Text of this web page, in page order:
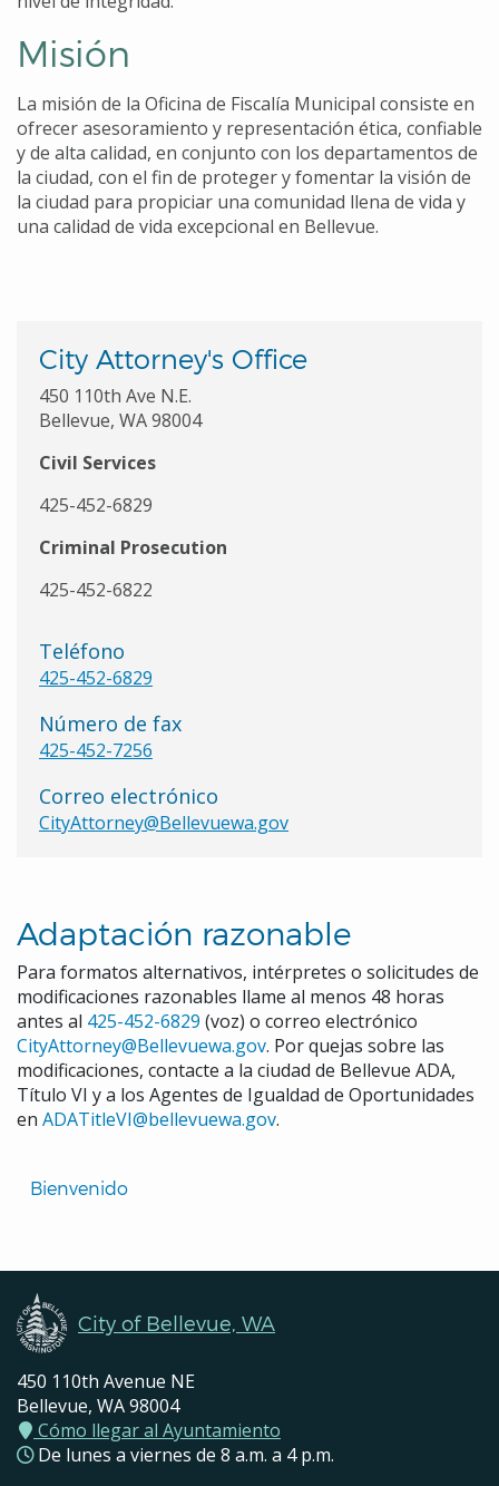
Translated
Bienvenido
Misión
La misión de la Oficina de Fiscalía Municipal consiste en
ofrecer asesoramiento y representación ética, confiable
y de alta calidad, en conjunto con los departamentos de
la ciudad, con el fin de proteger y fomentar la visión de
la ciudad para propiciar una comunidad llena de vida y
una calidad de vida excepcional en Bellevue.
City Attorney's Office
450 110th Ave N.E.
Bellevue, WA 98004
Civil Services
425-452-6829
Criminal Prosecution
425-452-6822
Teléfono
425-452-6829
Número de fax
425-452-7256
Correo electrónico
CityAttorney@Bellevuewa.gov
Adaptación razonable
Para formatos alternativos, intérpretes o solicitudes de
modificaciones razonables llame al menos 48 horas
antes al 425-452-6829 (voz) o correo electrónico
CityAttorney@Bellevuewa.gov. Por quejas sobre las
modificaciones, contacte a la ciudad de Bellevue ADA,
Título VI y a los Agentes de Igualdad de Oportunidades
en ADATitleVI@bellevuewa.gov.
City of Bellevue, WA
450 110th Avenue NE
Bellevue, WA 98004
Cómo llegar al Ayuntamiento
De lunes a viernes de 8 a.m. a 4 p.m.